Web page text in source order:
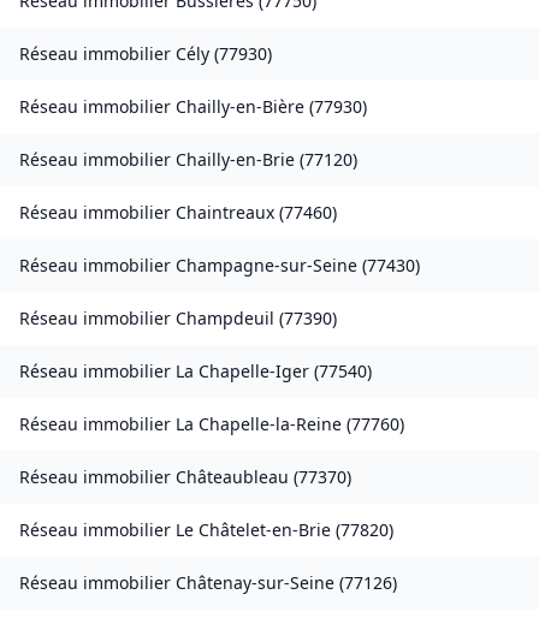
Réseau immobilier Cély (77930)
Réseau immobilier Chailly-en-Bière (77930)
Réseau immobilier Chailly-en-Brie (77120)
Réseau immobilier Chaintreaux (77460)
Réseau immobilier Champagne-sur-Seine (77430)
Réseau immobilier Champdeuil (77390)
Réseau immobilier La Chapelle-Iger (77540)
Réseau immobilier La Chapelle-la-Reine (77760)
Réseau immobilier Châteaubleau (77370)
Réseau immobilier Le Châtelet-en-Brie (77820)
Réseau immobilier Châtenay-sur-Seine (77126)